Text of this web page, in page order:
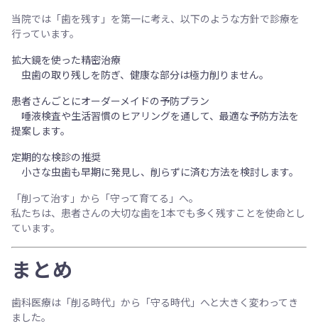
当院では「歯を残す」を第一に考え、以下のような方針で診療を
行っています。
拡大鏡を使った精密治療
虫歯の取り残しを防ぎ、健康な部分は極力削りません。
患者さんごとにオーダーメイドの予防プラン
唾液検査や生活習慣のヒアリングを通して、最適な予防方法を
提案します。
定期的な検診の推奨
小さな虫歯も早期に発見し、削らずに済む方法を検討します。
「削って治す」から「守って育てる」へ。
私たちは、患者さんの大切な歯を1本でも多く残すことを使命とし
ています。
まとめ
歯科医療は「削る時代」から「守る時代」へと大きく変わってき
ました。